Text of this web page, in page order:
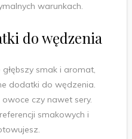
warunkach.
do wędzenia
smak i aromat,
dodatki do wędzenia.
czy nawet sery.
smakowych i